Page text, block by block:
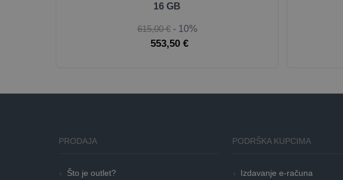
16 GB
615,00 € - 10%
553,50 €
PRODAJA
Što je outlet?
PODRŠKA KUPCIMA
Izdavanje e-računa